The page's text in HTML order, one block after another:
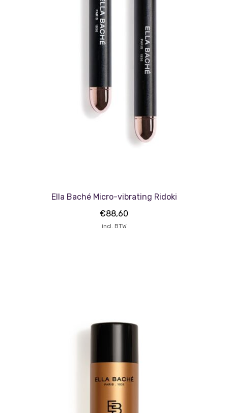
Ella Baché Micro-vibrating Ridoki
€88,60
incl. BTW